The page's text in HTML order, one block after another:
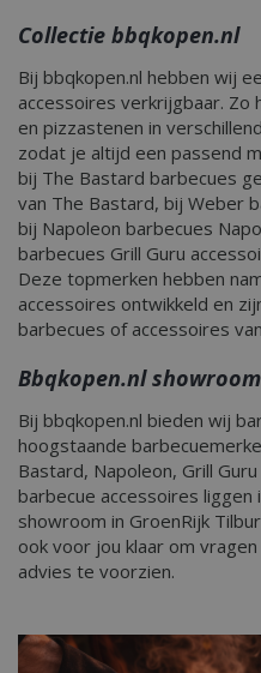
Collectie bbqkopen.nl
Bij bbqkopen.nl hebben wij
accessoires verkrijgbaar.
en pizzastenen in
zodat je altijd een passend
bij The Bastard barbecues
van The Bastard, bij Weber
bij Napoleon barbecues
barbecues Grill Guru
Deze topmerken hebben
accessoires ontwikkeld en
barbecues of accessoires
Bbqkopen.nl showroom
Bij bbqkopen.nl bieden wij
hoogstaande
Bastard, Napoleon, Grill
barbecue accessoires liggen
showroom in GroenRijk
ook voor jou klaar om
advies te voorzien.